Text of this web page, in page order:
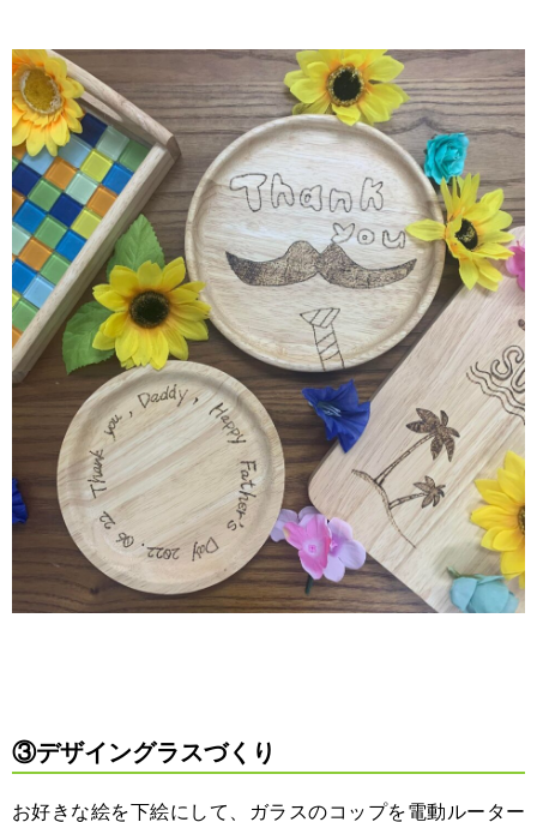
③デザイングラスづくり
お好きな絵を下絵にして、ガラスのコップを電動ルーター